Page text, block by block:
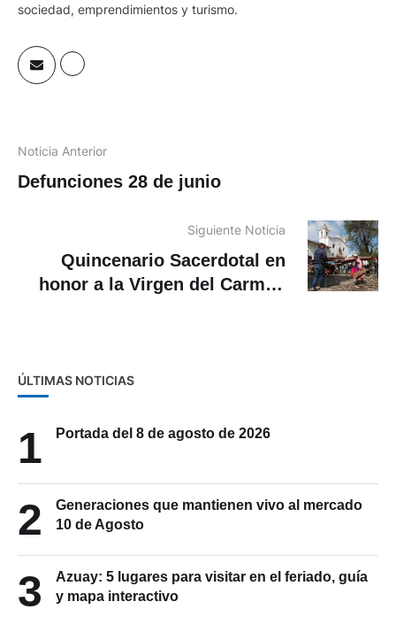
sociedad, emprendimientos y turismo.
Noticia Anterior
Defunciones 28 de junio
Siguiente Noticia
Quincenario Sacerdotal en
honor a la Virgen del Carmen
ÚLTIMAS NOTICIAS
1 Portada del 8 de agosto de 2026
2
Generaciones que mantienen vivo al mercado
10 de Agosto
3
Azuay: 5 lugares para visitar en el feriado, guía
y mapa interactivo